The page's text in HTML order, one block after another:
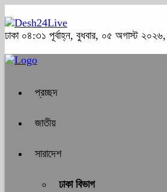
ঢাকা ০৪:৩১ পূর্বাহ্ন, বুধবার, ০৫ অগাস্ট ২০২৬,
প্রচ্ছদ
জাতীয়
সারাদেশ
ঢাকা বিভাগ